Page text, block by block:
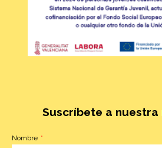
Suscríbete a
Nombre